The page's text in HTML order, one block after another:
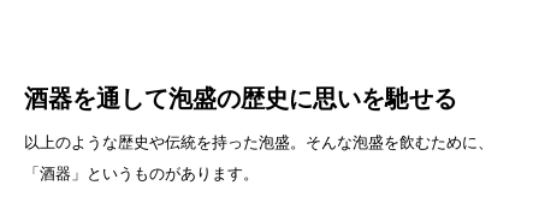
酒器を通して泡盛の歴史に思いを馳せる
以上のような歴史や伝統を持った泡盛。そんな泡盛を飲むために、
「酒器」というものがあります。